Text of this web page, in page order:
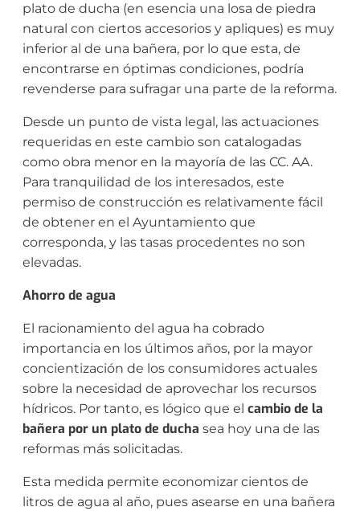
plato de ducha (en esencia una losa de piedra
natural con ciertos accesorios y apliques) es muy
inferior al de una bañera, por lo que esta, de
encontrarse en óptimas condiciones, podría
revenderse para sufragar una parte de la reforma.
Desde un punto de vista legal, las actuaciones
requeridas en este cambio son catalogadas
como obra menor en la mayoría de las CC. AA.
Para tranquilidad de los interesados, este
permiso de construcción es relativamente fácil
de obtener en el Ayuntamiento que
corresponda, y las tasas procedentes no son
elevadas.
Ahorro de agua
El racionamiento del agua ha cobrado
importancia en los últimos años, por la mayor
concientización de los consumidores actuales
sobre la necesidad de aprovechar los recursos
hídricos. Por tanto, es lógico que el cambio de la
bañera por un plato de ducha sea hoy una de las
reformas más solicitadas.
Esta medida permite economizar cientos de
litros de agua al año, pues asearse en una bañera